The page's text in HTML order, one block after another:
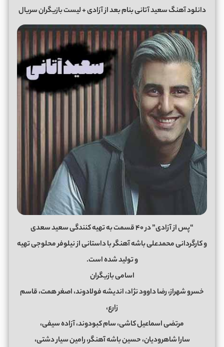
دانلود آهنگ سعید آتانی بنام بعد از آزادی + لیست بازیگران سریال
“پس از آزادی” در ۴۰ قسمت به تهیه کنندگی سعید سعدی
و کارگردانی محمدعلی باشه آهنگر با داستانی از نیلوفر محلوجی تهیه
و تولید شده است.
اسامی بازیگران
خسرو شهراز، رضا داوود نژاد، اندیشه فولادوند، اصغر همت، قاسم
زارع،
مرتضی اسماعیل کاشی، سام کبودوند، آزاده سیفی،
سارا شاهرودیان، حسین باشه آهنگر،‌ رامین سیار دشتی،